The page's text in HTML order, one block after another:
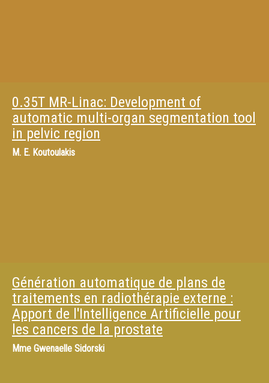
0.35T MR-Linac: Development of
automatic multi-organ segmentation tool
in pelvic region
M. E. Koutoulakis
Génération automatique de plans de
traitements en radiothérapie externe :
Apport de l'Intelligence Artificielle pour
les cancers de la prostate
Mme Gwenaelle Sidorski